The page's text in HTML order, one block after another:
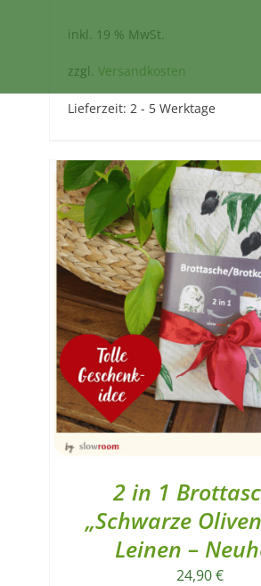
inkl. 19 % MwSt.
zzgl. Versandkosten
Lieferzeit: 2 - 5 Werktage
2 in 1
„Schwarze
Leinen –
24,90€